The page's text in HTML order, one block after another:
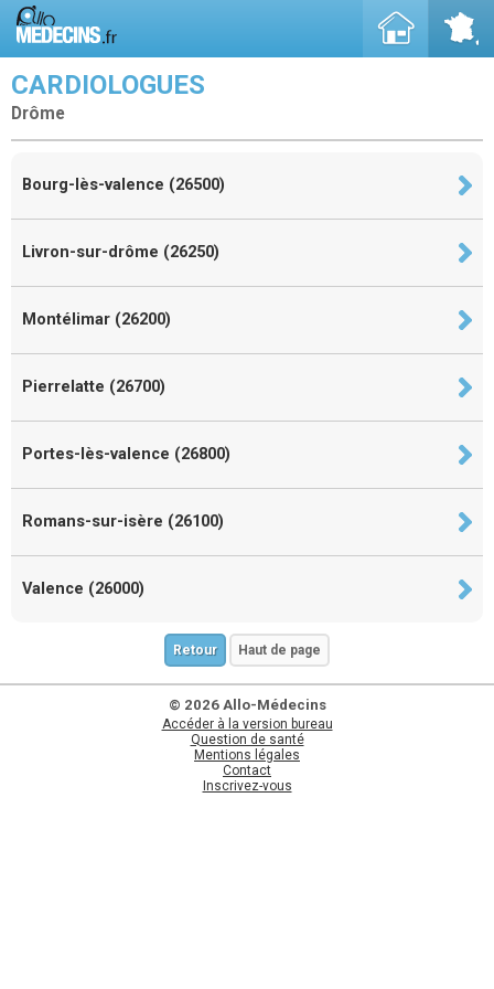
CARDIOLOGUES
Drôme
Bourg-lès-valence (26500)
Livron-sur-drôme (26250)
Montélimar (26200)
Pierrelatte (26700)
Portes-lès-valence (26800)
Romans-sur-isère (26100)
Valence (26000)
Retour Haut de page
© 2026 Allo-Médecins
Accéder à la version bureau
Question de santé
Mentions légales
Contact
Inscrivez-vous